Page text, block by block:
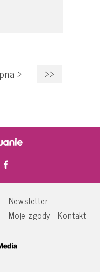
> >>
Newsletter
Moje zgody Kontakt